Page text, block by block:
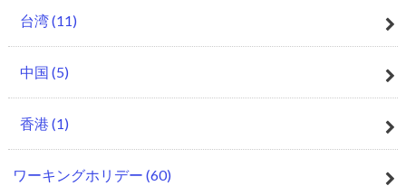
台湾(11)
中国 (5)
香港 (1)
ワーキングホリデー (60)